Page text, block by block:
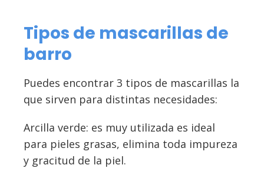
Tipos de mascarillas de
barro
Puedes encontrar 3 tipos de mascarillas la
que sirven para distintas necesidades:
Arcilla verde: es muy utilizada es ideal
para pieles grasas, elimina toda impureza
y gracitud de la piel.